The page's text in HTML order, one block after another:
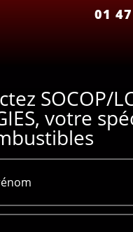
01
SOCOP/
votre